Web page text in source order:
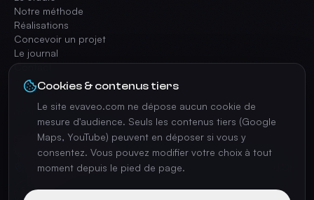
Notre méthode
Réalisations
Concevoir un projet
Le journal
Contact
CONTACT
contact@evaveo.com
+33 4 74 70 42 35
17 Av. Charles de Gaulle, 69370 Saint-Didier-au-Mont-d'Or
Cookies & contenus tiers
Le site evaveo.com ne dépose aucun cookie de
mesure d'audience. Seuls les contenus tiers (Google
Maps, YouTube) peuvent en déposer si vous y
consentez. Vous pouvez modifier votre choix à tout
moment depuis le pied de page.